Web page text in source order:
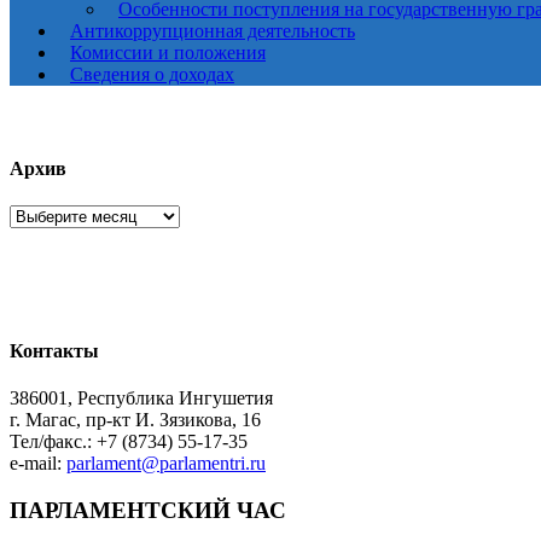
Особенности поступления на государственную
Антикоррупционная деятельность
Комиссии и положения
Сведения о доходах
Архив
Архив
Контакты
386001, Республика Ингушетия
г. Магас, пр-кт И. Зязикова, 16
Тел/факс.: +7 (8734) 55-17-35
e-mail: parlament@parlamentri.ru
ПАРЛАМЕНТСКИЙ ЧАС